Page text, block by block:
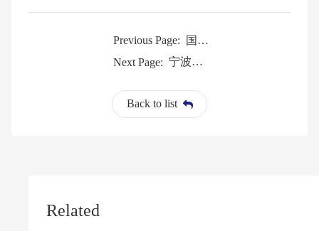
Previous Page: 国内首个抗胃食管反流系统NMPA批准上市
Back to list
Next Page: 宁波胜杰康入选“金种子”计划，创新实力再获认可！
Related